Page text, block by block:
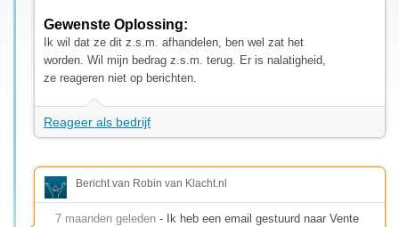
Gewenste Oplossing:
Ik wil dat ze dit z.s.m. afhandelen, ben wel zat het
worden. Wil mijn bedrag z.s.m. terug. Er is nalatigheid,
ze reageren niet op berichten.
Reageer als bedrijf
Bericht van Robin van Klacht.nl
7 maanden geleden - Ik heb een email gestuurd naar Vente